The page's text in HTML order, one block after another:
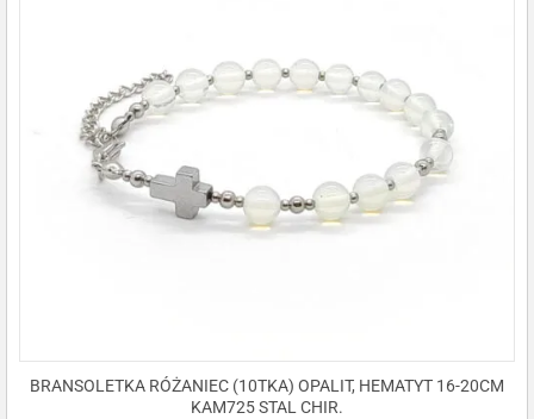
BRANSOLETKA RÓŻANIEC (10TKA) OPALIT, HEMATYT 16-20CM
KAM725 STAL CHIR.